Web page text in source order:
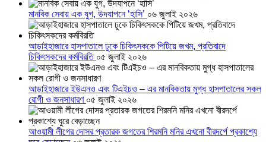
মানবিক সেবায় এক যুগ, উদযাপনে ‘হাসি’ ০৬ জুলাই ২০২৬
আড়াইহাজারে হাসপাতালে ঢুকে চিকিৎসককে পিটিয়ে জখম, প্রতিবাদে
চিকিৎসকদের কর্মবিরতি ০৫ জুলাই ২০২৬
আড়াইহাজারে ইউএনও এবং টিএইচও – এর মানবিকতায় মুগ্ধ হাসপাতালের সকল
রোগী ও জনসাধারণ ০৫ জুলাই ২০২৬
আওয়ামী লীগের দোসর প্রতারক জগতের শিরমনি মনির এখনো বীরদর্পে প্রকাশ্যে